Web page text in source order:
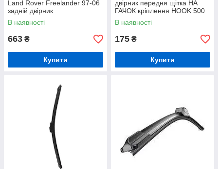
Land Rover Freelander 97-06
задній двірник
В наявності
663 ₴
Купити
двірник передня щітка НА
ГАЧОК кріплення HOOK 500
мм
В наявності
175 ₴
Купити